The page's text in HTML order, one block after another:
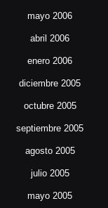
mayo 2006
abril 2006
enero 2006
diciembre 2005
octubre 2005
septiembre 2005
agosto 2005
julio 2005
mayo 2005